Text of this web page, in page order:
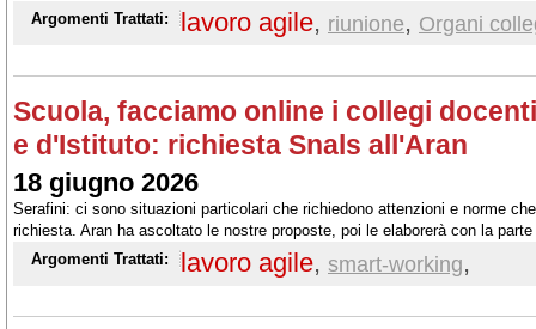
Argomenti Trattati:
lavoro agile, riunione, Organi
Scuola, facciamo online i collegi
e d'Istituto: richiesta Snals all'Aran
18 giugno 2026
Serafini: ci sono situazioni particolari che richiedono attenzioni e norme
richiesta. Aran ha ascoltato le nostre proposte, poi le elaborerà con la
Argomenti Trattati:
lavoro agile, smart-working,